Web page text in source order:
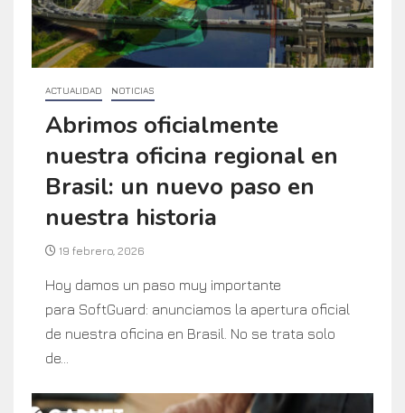
ACTUALIDAD NOTICIAS
Abrimos oficialmente
nuestra oficina regional en
Brasil: un nuevo paso en
nuestra historia
19 febrero, 2026
Hoy damos un paso muy importante
para SoftGuard: anunciamos la apertura oficial
de nuestra oficina en Brasil. No se trata solo
de...